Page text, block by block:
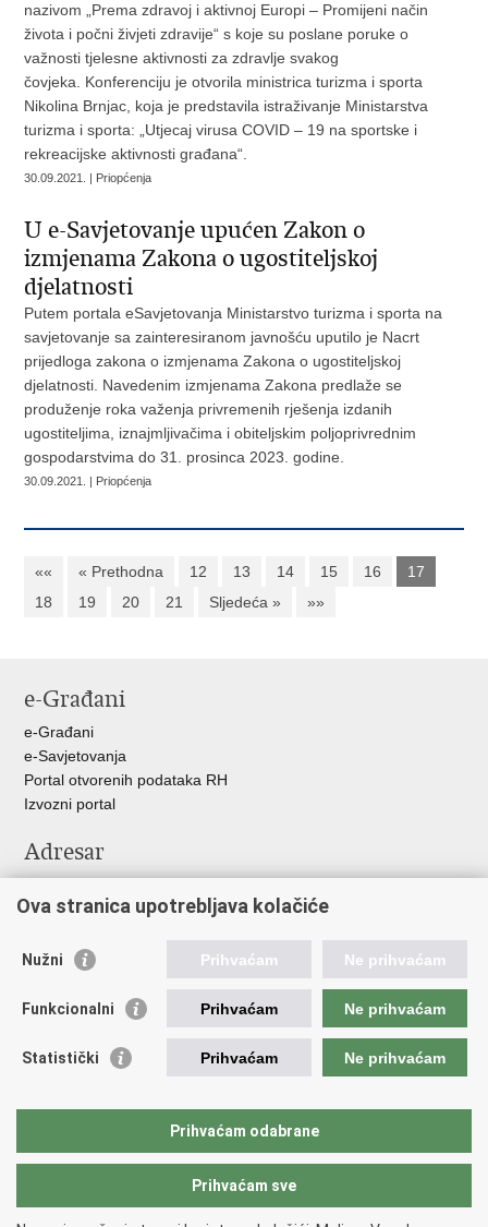
nazivom „Prema zdravoj i aktivnoj Europi – Promijeni način
života i počni živjeti zdravije“ s koje su poslane poruke o
važnosti tjelesne aktivnosti za zdravlje svakog
čovjeka. Konferenciju je otvorila ministrica turizma i sporta
Nikolina Brnjac, koja je predstavila istraživanje Ministarstva
turizma i sporta: „Utjecaj virusa COVID – 19 na sportske i
rekreacijske aktivnosti građana“.
30.09.2021. | Priopćenja
U e-Savjetovanje upućen Zakon o
izmjenama Zakona o ugostiteljskoj
djelatnosti
Putem portala eSavjetovanja Ministarstvo turizma i sporta na
savjetovanje sa zainteresiranom javnošću uputilo je Nacrt
prijedloga zakona o izmjenama Zakona o ugostiteljskoj
djelatnosti. Navedenim izmjenama Zakona predlaže se
produženje roka važenja privremenih rješenja izdanih
ugostiteljima, iznajmljivačima i obiteljskim poljoprivrednim
gospodarstvima do 31. prosinca 2023. godine.
30.09.2021. | Priopćenja
«« « Prethodna 12 13 14 15 16
17
18
19 20 21 Sljedeća » »»
e-Građani
e-Građani
e-Savjetovanja
Portal otvorenih podataka RH
Izvozni portal
Adresar
Adresar tijela javne vlasti
Korisne poveznice
Vlada RH
Predsjednik RH
Pravobraniteljica za ravnopravnost spolova
Povjerenik za informiranje
Ova stranica upotrebljava kolačiće
Nužni Prihvaćam Ne prihvaćam
Funkcionalni Prihvaćam Ne prihvaćam
Statistički Prihvaćam Ne prihvaćam
Prihvaćam odabrane
Prihvaćam sve